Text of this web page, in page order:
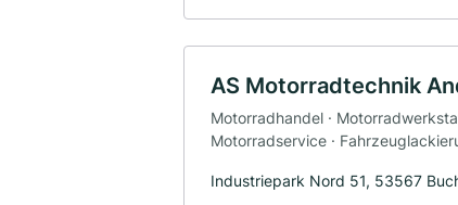
AS Motorradtechnik
Motorradhandel ·
Motorradservice ·
Industriepark Nord 51, 53567